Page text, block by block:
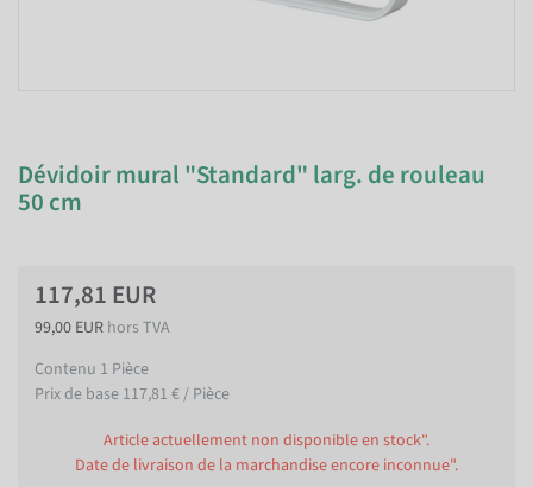
Dévidoir mural "Standard" larg. de rouleau
50 cm
117,81 EUR
99,00 EUR hors TVA
Contenu 1 Pièce
Prix de base 117,81 € / Pièce
Article actuellement non disponible en stock".
Date de livraison de la marchandise encore inconnue".